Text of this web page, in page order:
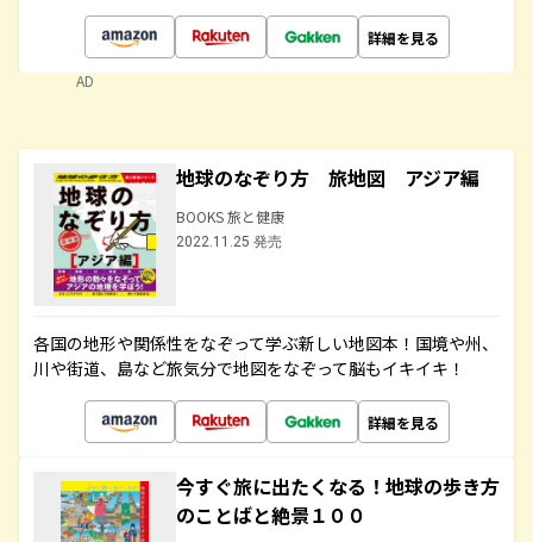
詳細を見る
AD
地球のなぞり方 旅地図 アジア編
BOOKS 旅と健康
2022.11.25 発売
各国の地形や関係性をなぞって学ぶ新しい地図本！国境や州、
川や街道、島など旅気分で地図をなぞって脳もイキイキ！
詳細を見る
今すぐ旅に出たくなる！地球の歩き方
のことばと絶景１００